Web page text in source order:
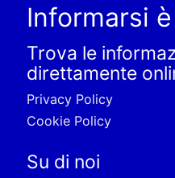
Informarsi
Trova le
direttamente
Privacy Policy
Cookie Policy
Su di noi